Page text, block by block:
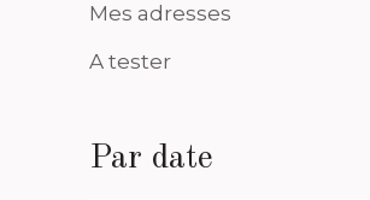
Mes adresses
A tester
Par date